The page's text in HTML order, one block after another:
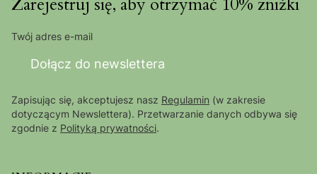
Twój adres e-mail
Dołącz do newslettera
Zapisując się, akceptujesz nasz Regulamin (w zakresie
dotyczącym Newslettera). Przetwarzanie danych odbywa się
zgodnie z Polityką prywatności.